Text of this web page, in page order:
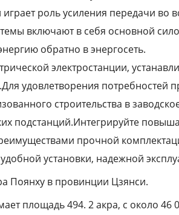
роль усиления передачи во
включают в себя основной
обратно в энергосеть.
электростанции,
удовлетворения потребностей
строительства в
подстанций.Интегрируйте
прочной
установки, надежной
Поянху в провинции Цзянси.
площадь 494. 2 акра, с около 46